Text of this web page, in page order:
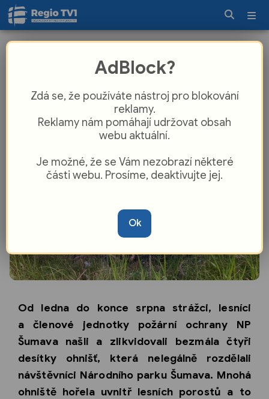
letos likvidovali čtyřicítku
Od ledna do konce srpna strážci, lesníci
a členové jednotky požární ochrany NP
Šumava našli a zlikvidovali bezmála čtyři
desítky ohnišť, která nelegálně rozdělali
návštěvníci Národního parku Šumava. Mnohá
ohniště hořela uvnitř lesních porostů a to
AdBlock?
Zdá se, že používáte nástroj pro blokování
reklamy.
Reklamy nám pomáhají udržovat obsah
webu aktuální.
Je možné, že se Vám nezobrazí některé
části webu. Prosíme, deaktivujte jej.
Ok